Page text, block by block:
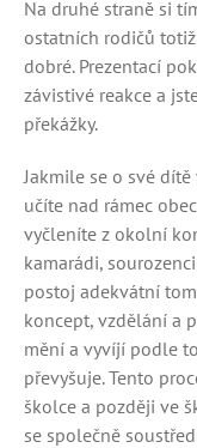
Na druhé straně si
ostatních rodičů
dobré. Prezentací
závistivé reakce a
překážky.
Jakmile se o své
učíte nad rámec
vyčleníte z okolní
kamarádi,
postoj adekvátní
koncept, vzdělání a
mění a vyvíjí podle
převyšuje. Tento
školce a později ve
se společně